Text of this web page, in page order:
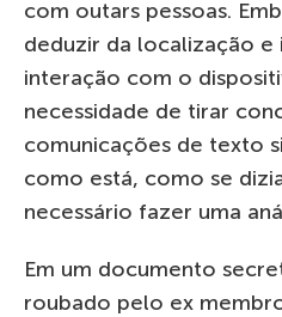
com outars pessoas.
deduzir da localização e
interação com o
necessidade de tirar
comunicações de texto
como está, como se
necessário fazer uma
Em um documento
roubado pelo ex